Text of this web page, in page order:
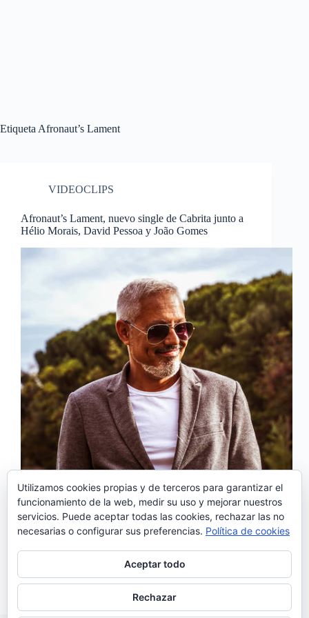
Etiqueta Afronaut’s Lament
VIDEOCLIPS
Afronaut’s Lament, nuevo single de Cabrita junto a
Hélio Morais, David Pessoa y João Gomes
‘Afronaut’s Lament’ es el cuarto sencillo del
proyecto en solitario de Cabrita, que será lanzado en
octubre de 2020, por Omnichord Records. En él, el
saxofonista portugués cuenta con la participación de
los músicos Hélio Morais, João Gomes y David…
Noemí Sánchez
18/08/2020
Utilizamos cookies propias y de terceros para garantizar el
funcionamiento de la web, medir su uso y mejorar nuestros
servicios. Puede aceptar todas las cookies, rechazar las no
necesarias o configurar sus preferencias. Política de cookies
Aceptar todo
Rechazar